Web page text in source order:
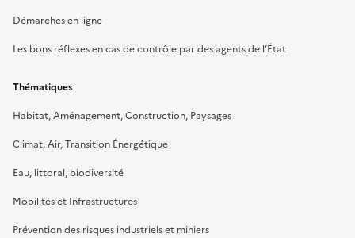
Démarches en ligne
Les bons réflexes en cas de contrôle par des agents de l’État
Thématiques
Habitat, Aménagement, Construction, Paysages
Climat, Air, Transition Énergétique
Eau, littoral, biodiversité
Mobilités et Infrastructures
Prévention des risques industriels et miniers